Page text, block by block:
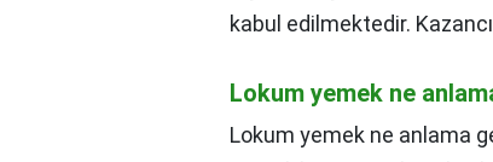
kabul edilmektedir.
Lokum yemek ne
Lokum yemek ne anlama